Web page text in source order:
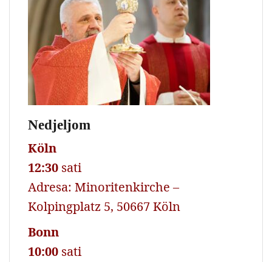
Nedjeljom
Köln
12:30 sati
Adresa: Minoritenkirche –
Kolpingplatz 5, 50667 Köln
Bonn
10:00 sati